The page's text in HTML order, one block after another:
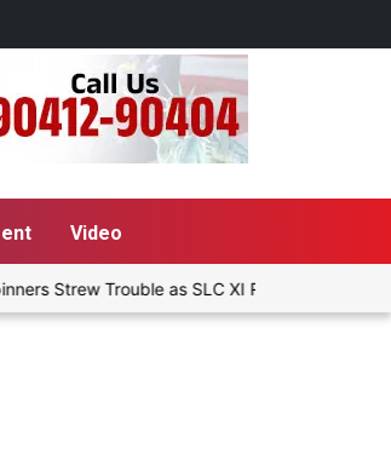
Video
Strew Trouble as SLC XI Reach 363/8 at